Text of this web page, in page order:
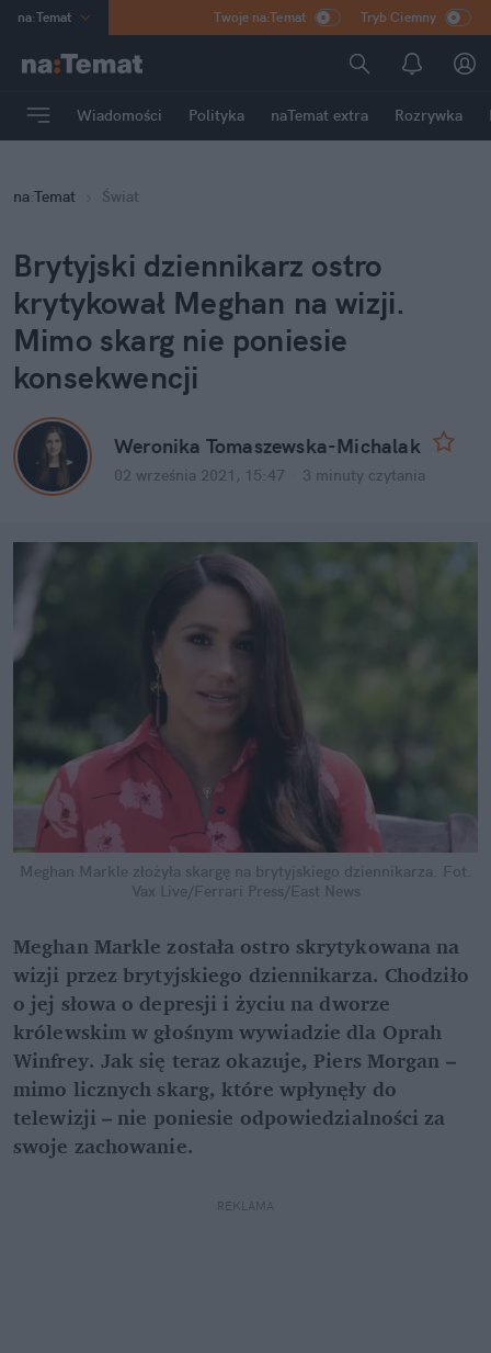
na:Temat
Poland
mama
Rozrywka
Twoje na:Temat Tryb Ciemny
Wiadomości Polityka naTemat extra Rozrywka
na:Temat Świat
Brytyjski dziennikarz ostro
krytykował Meghan na wizji.
Mimo skarg nie poniesie
konsekwencji
Weronika Tomaszewska-Michalak
02 września 2021, 15:47 3 minuty czytania
Meghan Markle złożyła skargę na brytyjskiego dziennikarza.
Fot.
Vax Live/Ferrari Press/East News
Meghan Markle została ostro skrytykowana na
wizji przez brytyjskiego dziennikarza. Chodziło
o jej słowa o depresji i życiu na dworze
królewskim w głośnym wywiadzie dla Oprah
Winfrey. Jak się teraz okazuje, Piers Morgan –
mimo licznych skarg, które wpłynęły do
telewizji – nie poniesie odpowiedzialności za
swoje zachowanie.
REKLAMA